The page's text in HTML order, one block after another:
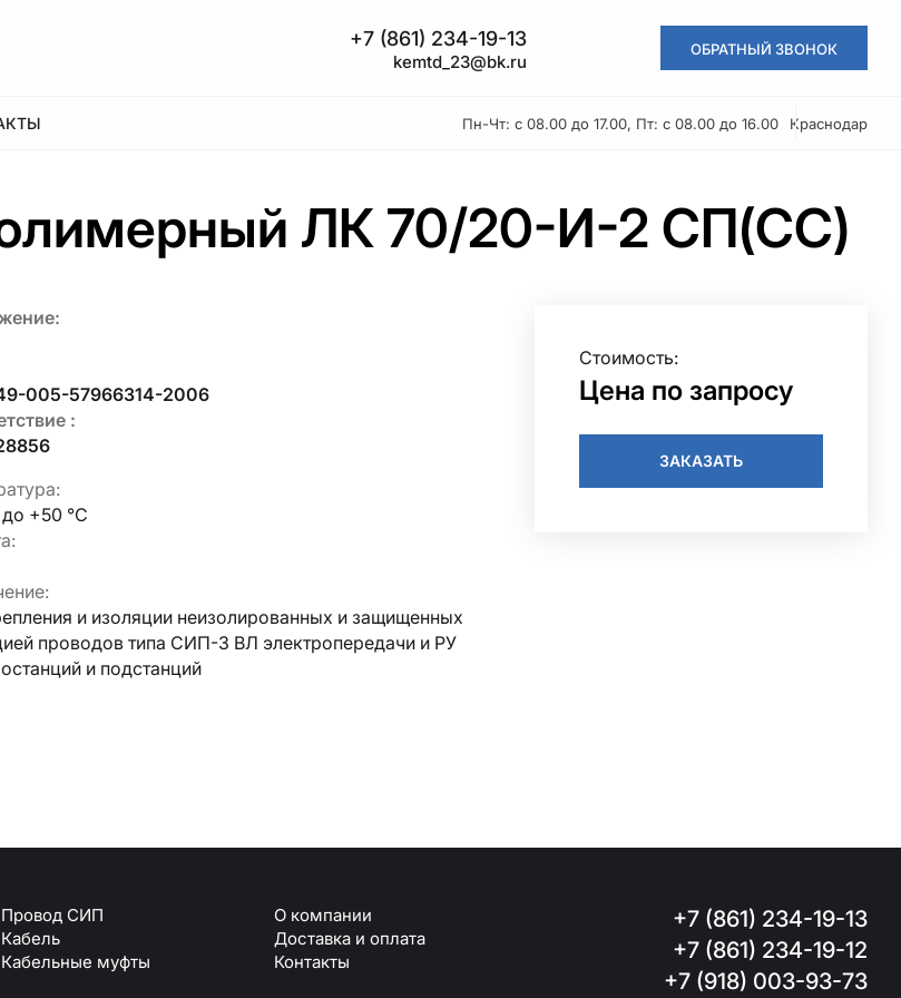
+7 (861) 234-19-13
kemtd_23@bk.ru
ОБРАТНЫЙ ЗВОНОК
Пн-Чт: с 08.00 до 17.00, Пт: с 08.00 до 16.00 Краснодар
ЛК 70/20-И-2 СП(СС)
005-57966314-2006
:
+50 °C
и изоляции неизолированных и защищенных
проводов типа СИП-3 ВЛ электропередачи и РУ
и подстанций
Стоимость:
Цена по запросу
ЗАКАЗАТЬ
Провод СИП
Кабель
Кабельные муфты
О компании
Доставка и оплата
Контакты
+7 (861) 234-19-13
+7 (861) 234-19-12
+7 (918) 003-93-73
Ключ